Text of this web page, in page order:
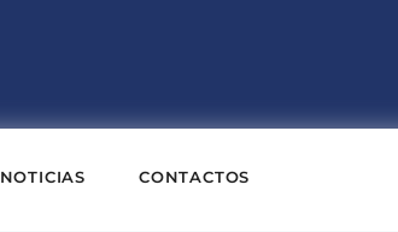
NOTICIAS CONTACTOS